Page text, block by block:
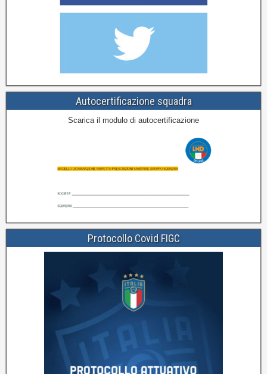
Autocertificazione squadra
Scarica il modulo di autocertificazione
Protocollo Covid FIGC